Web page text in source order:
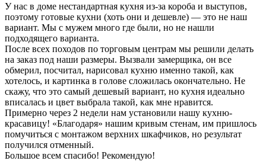
У нас в доме нестандартная кухня из-за короба и выступов,
поэтому готовые кухни (хоть они и дешевле) — это не наш
вариант. Мы с мужем много где были, но не нашли
подходящего варианта.
После всех походов по торговым центрам мы решили делать
на заказ под наши размеры. Вызвали замерщика, он все
обмерил, посчитал, нарисовал кухню именно такой, как
хотелось, и картинка в голове сложилась окончательно. Не
скажу, что это самый дешевый вариант, но кухня идеально
вписалась и цвет выбрала такой, как мне нравится.
Примерно через 2 недели нам установили нашу кухню-
красавицу! «Благодаря» нашим кривым стенам, им пришлось
помучиться с монтажом верхних шкафчиков, но результат
получился отменный.
Большое всем спасибо! Рекомендую!